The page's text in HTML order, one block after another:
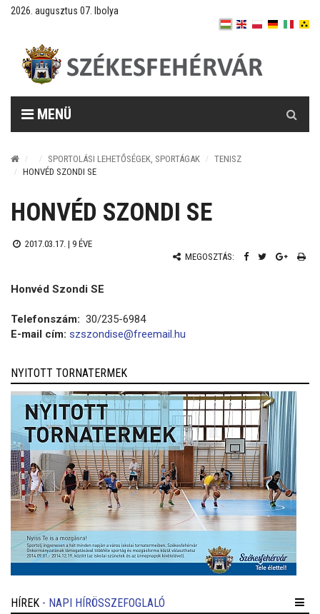
2026. augusztus 07. Ibolya
MENÜ
SPORTOLÁSI LEHETŐSÉGEK, SPORTÁGAK
TENISZ
HONVÉD SZONDI SE
HONVÉD SZONDI SE
2017.03.17. | 9 ÉVE
MEGOSZTÁS:
Honvéd Szondi SE
Telefonszám: 30/235-6984
E-mail cím: szszondise@freemail.hu
NYITOTT TORNATERMEK
HÍREK - NAPI HÍRÖSSZEFOGLALÓ